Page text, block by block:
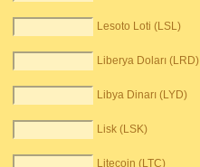
Lesoto Loti (LSL)
Liberya Doları (LRD)
Libya Dinarı (LYD)
Lisk (LSK)
Litecoin (LTC)